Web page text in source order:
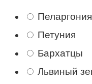
Пеларгония
Петуния
Бархатцы
Львиный